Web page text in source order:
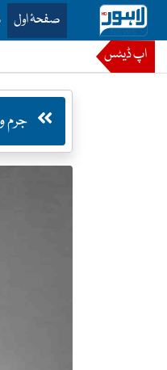
صفحۂ اول
اپ ڈیٹس